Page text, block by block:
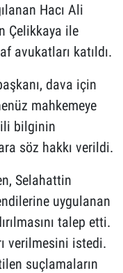
Hacı Ali
Çelikkaya ile
avukatları katıldı.
dava için
mahkemeye
bilginin
söz hakkı verildi.
Selahattin
uygulanan
talep etti.
verilmesini istedi.
suçlamaların